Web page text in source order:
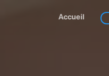
Accueil